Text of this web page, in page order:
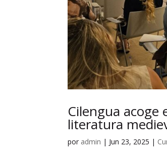
Cilengua acoge
literatura
por admin | Jun 23, 2025 |